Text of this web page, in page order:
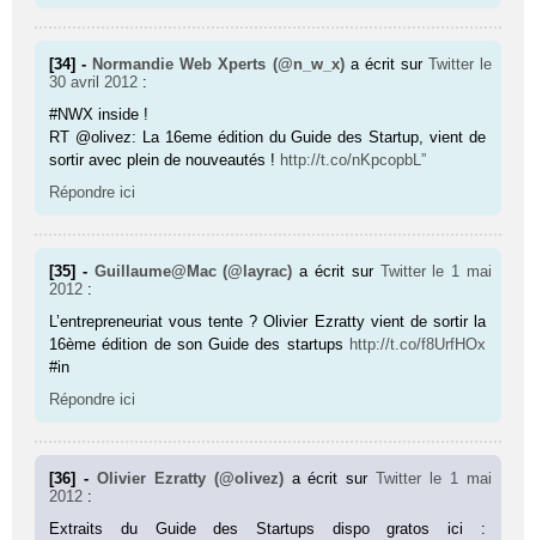
[34] - Normandie Web Xperts (@n_w_x) a écrit sur Twitter le
30 avril 2012 :
#NWX inside !
RT @olivez: La 16eme édition du Guide des Startup, vient de
sortir avec plein de nouveautés ! http://t.co/nKpcopbL”
Répondre ici
[35] - Guillaume@Mac (@layrac) a écrit sur Twitter le 1 mai
2012 :
L’entrepreneuriat vous tente ? Olivier Ezratty vient de sortir la
16ème édition de son Guide des startups http://t.co/f8UrfHOx
#in
Répondre ici
[36] - Olivier Ezratty (@olivez) a écrit surTwitter
le 1 mai
2012 :
Extraits du Guide des Startups dispo gratos ici :